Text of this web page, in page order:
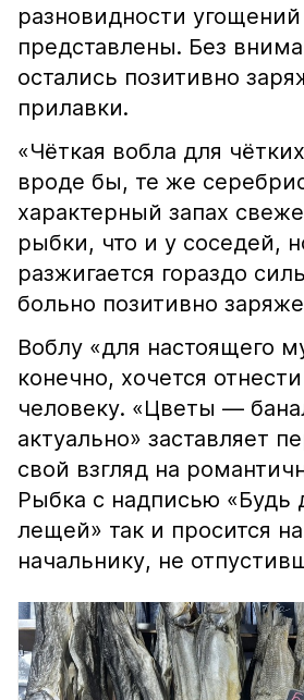
разновидности угощений
представлены. Без
остались позитивно
прилавки.
«Чёткая вобла для
вроде бы, те же
характерный запах
рыбки, что и у соседей,
разжигается гораздо
больно позитивно
Воблу «для настоящего
конечно, хочется
человеку. «Цветы —
актуально» заставляет
свой взгляд на
Рыбка с надписью «Будь
лещей» так и просится
начальнику, не